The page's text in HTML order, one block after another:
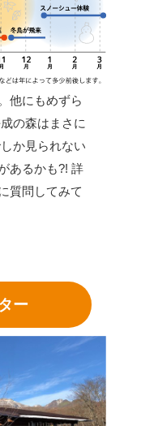
他にもめずら
の森はまさに
か見られない
あるかも?! 詳
質問してみて
ー